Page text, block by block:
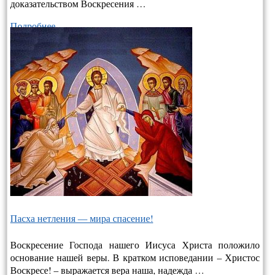
доказательством Воскресения …
Подробнее…
Пасха нетления — мира спасение!
Воскресение Господа нашего Иисуса Христа положило
основание нашей веры. В кратком исповедании – Христос
Воскресе! – выража­ется вера наша, надежда …